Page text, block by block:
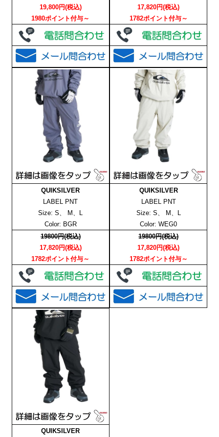
19,800円(税込)
1980ポイント付与～
17,820円(税込)
1782ポイント付与～
QUIKSILVER
LABEL PNT
Size: S、 M、L
Color: BGR
19800円(税込)
17,820円(税込)
1782ポイント付与～
QUIKSILVER
LABEL PNT
Size: S、 M、L
Color: WEG0
19800円(税込)
17,820円(税込)
1782ポイント付与～
QUIKSILVER